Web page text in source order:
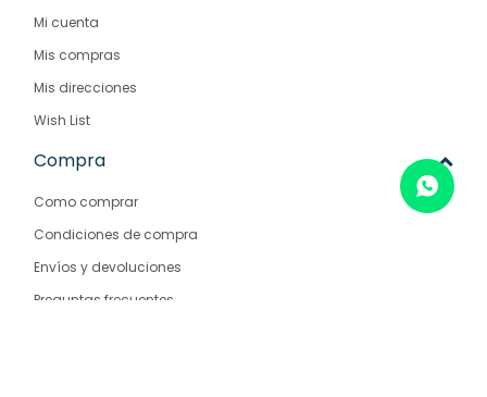
Mi cuenta
Mis compras
Mis direcciones
Wish List
Compra
Como comprar
Condiciones de compra
Envíos y devoluciones
Preguntas frecuentes